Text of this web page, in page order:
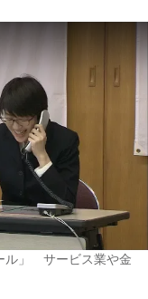
ル」 サービス業や金